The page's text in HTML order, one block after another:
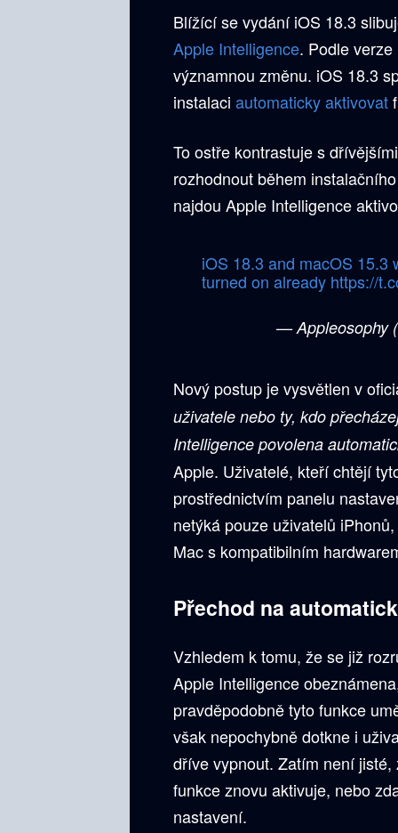
Blížící se vydání iOS 18.3
Apple Intelligence. Podle
významnou změnu. iOS 18.3
instalaci automaticky aktivovat
To ostře kontrastuje s
rozhodnout během
najdou Apple Intelligence
iOS 18.3 and macOS 15.3
turned on already https://
— Appleosophy
Nový postup je vysvětlen v
uživatele nebo ty, kdo
Intelligence povolena
Apple. Uživatelé, kteří chtějí
prostřednictvím panelu
netýká pouze uživatelů
Mac s kompatibilním
Přechod na
Vzhledem k tomu, že se již
Apple Intelligence
pravděpodobně tyto funkce
však nepochybně dotkne i
dříve vypnout. Zatím není
funkce znovu aktivuje, nebo
nastavení.